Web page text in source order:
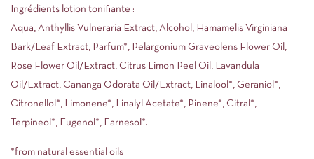
Ingrédients lotion tonifiante :
Aqua, Anthyllis Vulneraria Extract, Alcohol, Hamamelis Virginiana
Bark/Leaf Extract, Parfum*, Pelargonium Graveolens Flower Oil,
Rose Flower Oil/Extract, Citrus Limon Peel Oil, Lavandula
Oil/Extract, Cananga Odorata Oil/Extract, Linalool*, Geraniol*,
Citronellol*, Limonene*, Linalyl Acetate*, Pinene*, Citral*,
Terpineol*, Eugenol*, Farnesol*.
*from natural essential oils